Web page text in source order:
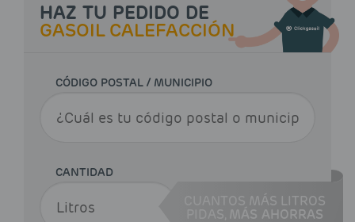
HAZ TU PEDIDO DE
GASOIL CALEFACCIÓN
CÓDIGO POSTAL / MUNICIPIO
CANTIDAD
CUANTOS MÁS LITROS
MÁS AHORRAS